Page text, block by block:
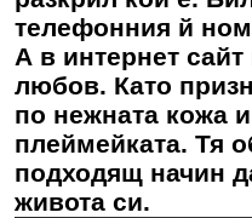
телефонния й
А в интернет
любов. Като
по нежната кожа
плеймейката. Тя
подходящ начин
живота си.